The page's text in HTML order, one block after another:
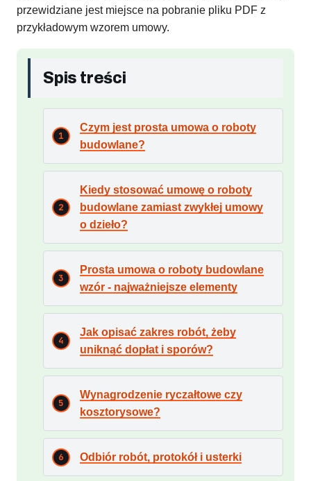
przewidziane jest miejsce na pobranie pliku PDF z
przykładowym wzorem umowy.
Spis treści
Czym jest prosta umowa o roboty
budowlane?
Kiedy stosować umowę o roboty
budowlane zamiast zwykłej umowy
o dzieło?
Prosta umowa o roboty budowlane
wzór - najważniejsze elementy
Jak opisać zakres robót, żeby
uniknąć dopłat i sporów?
Wynagrodzenie ryczałtowe czy
kosztorysowe?
Odbiór robót, protokół i usterki